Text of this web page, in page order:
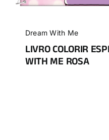
Dream With Me
LIVRO COLORIR
WITH ME ROSA